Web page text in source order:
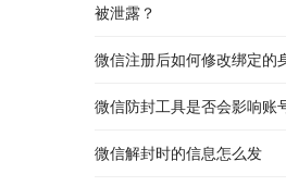
被泄露？
微信注册后如何修改绑定的
微信防封工具是否会影响账
微信解封时的信息怎么发